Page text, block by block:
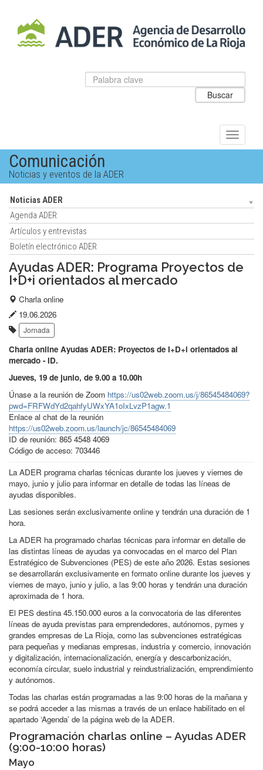
Salto
al
contenido
Datos
para
Introduzca
el
Buscar
Alternar
Comunicación
Noticias y eventos de la ADER
Noticias ADER
Agenda ADER
Artículos y entrevistas
Boletín electrónico ADER
Ayudas ADER: Programa Proyectos de
I+D+i orientados al mercado
Lugar
del
evento:
Charla online
Fecha
de
publicación:
19.06.2026
Etiquetas:
Jornada
Charla online Ayudas ADER: Proyectos de I+D+i orientados al
mercado - ID.
Jueves, 19 de junio, de 9.00 a 10.00h
Únase a la reunión de Zoom https://us02web.zoom.us/j/86545484069?
pwd=FRFWdYd2qahfyUWxYA1oIxLvzP1agw.1
Enlace al chat de la reunión
https://us02web.zoom.us/launch/jc/86545484069
ID de reunión: 865 4548 4069
Código de acceso: 703446
La ADER programa charlas técnicas durante los jueves y viernes de
mayo, junio y julio para informar en detalle de todas las líneas de
ayudas disponibles.
Las sesiones serán exclusivamente online y tendrán una duración de 1
hora.
La ADER ha programado charlas técnicas para informar en detalle de
las distintas líneas de ayudas ya convocadas en el marco del Plan
Estratégico de Subvenciones (PES) de este año 2026. Estas sesiones
se desarrollarán exclusivamente en formato online durante los jueves y
viernes de mayo, junio y julio, a las 9:00 horas y tendrán una duración
aproximada de 1 hora.
El PES destina 45.150.000 euros a la convocatoria de las diferentes
líneas de ayuda previstas para emprendedores, autónomos, pymes y
grandes empresas de La Rioja, como las subvenciones estratégicas
para pequeñas y medianas empresas, industria y comercio, innovación
y digitalización, internacionalización, energía y descarbonización,
economía circular, suelo industrial y reindustrialización, emprendimiento
y autónomos.
Todas las charlas están programadas a las 9:00 horas de la mañana y
se podrá acceder a las mismas a través de un enlace habilitado en el
apartado ‘Agenda’ de la página web de la ADER.
Programación charlas online – Ayudas ADER
(9:00-10:00 horas)
Mayo